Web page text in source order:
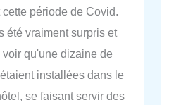
période de Covid.
été vraiment surpris et
qu'une dizaine de
installées dans le
se faisant servir des